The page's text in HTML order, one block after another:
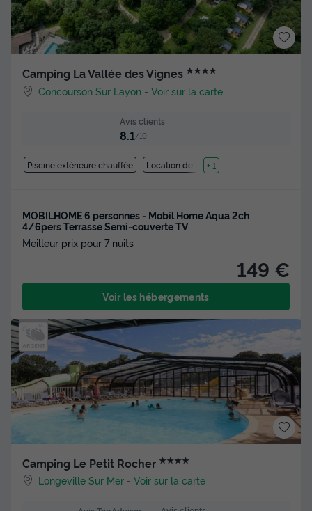
Camping La Vallée des Vignes ★★★★
Concourson Sur Layon -Voir sur la carte
Avis clients
8.1/10
Piscine extérieure chauffée Location de vélos
+ 1
MOBILHOME 6 personnes - Mobil Home Aqua 2ch
4/6pers Terrasse Semi-couverte TV
Meilleur prix pour 7 nuits
149 €
Voir les hébergements
Camping Le Petit Rocher ★★★★
Longeville Sur Mer -Voir sur la carte